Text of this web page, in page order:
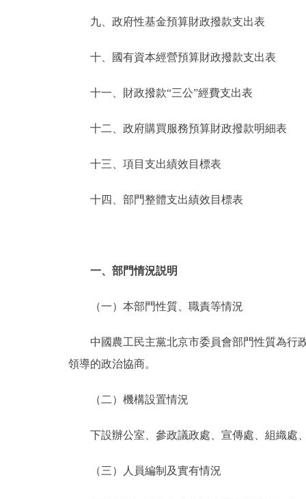
九、政府性基金預算財政撥款支出表
十、國有資本經營預算財政撥款支出表
十一、財政撥款“三公”經費支出表
十二、政府購買服務預算財政撥款明細表
十三、項目支出績效目標表
十四、部門整體支出績效目標表
一、部門情況説明
（一）本部門性質、職責等情況
中國農工民主黨北京市委員會部門性質為行政
領導的政治協商。
（二）機構設置情況
下設辦公室、參政議政處、宣傳處、組織處
（三）人員編制及實有情況